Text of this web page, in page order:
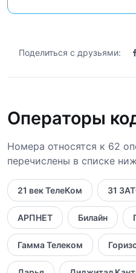
Поделиться с друзьями:
Операторы
Номера относятся к 62
перечислены в списке
21 век ТелеКом 31
АРПНЕТ Билайн
Гамма Телеком